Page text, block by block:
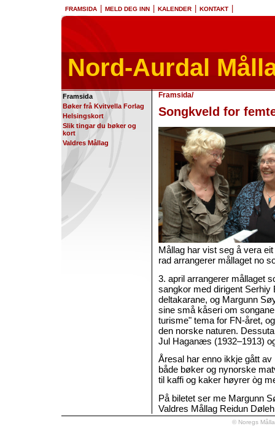
FRAMSIDA MELD DEG INN KALENDER KONTAKT
Nord-Aurdal
Framsida
Bøker frå Kvitvella Forlag
Helsingskort
Slik tingar du bøker og
kort
Valdres Mållag
Framsida/
Songkveld for
Mållag har vist seg å vera
rad arrangerer mållaget no
3. april arrangerer mållaget
sangkor med dirigent
deltakarane, og Margunn
sine små kåseri om
turisme" tema for FN-året,
den norske naturen.
Jul Haganæs (1932–1913)
Åresal har enno ikkje gått
både bøker og nynorske
til kaffi og kaker høyrer òg
På biletet ser me Margunn
Valdres Mållag Reidun
© Noregs